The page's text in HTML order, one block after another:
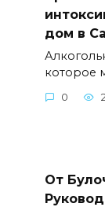
дом в
которое
0
От